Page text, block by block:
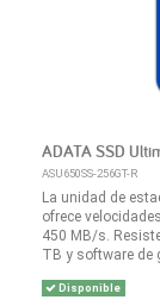
ADATA SSD
ASU650SS-256GT-R
La unidad de
ofrece
450 MB/s.
TB y software de
Disponible